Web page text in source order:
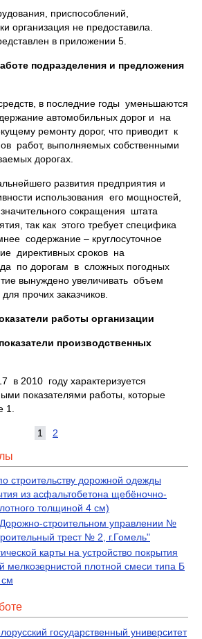
приспособлений,
организация не предоставила.
в приложении 5.
подразделения и предложения
в последние годы уменьшаются
автомобильных дорог и на
ремонту дорог, что приводит к
работ, выполняемых собственными
дорогах.
развития предприятия и
использования его мощностей,
сокращения штата
так как этого требует специфика
содержание – круглосуточное
директивных сроков на
по дорогам в сложных погодных
вынуждено увеличивать объем
прочих заказчиков.
работы организации
производственных
в 2010 году характеризуется
показателями работы, которые
1.
1 2
строительству дорожной одежды
из асфальтобетона щебёночно-
толщиной 4 см)
Дорожно-строительном управлении №
трест № 2, г.Гомель"
карты на устройство покрытия
мелкозернистой плотной смеси типа Б
государственный университет